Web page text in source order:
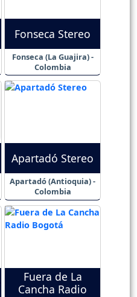
Fonseca Stereo
Fonseca (La Guajira) -
Colombia
Apartadó Stereo
Apartadó (Antioquia) -
Colombia
Fuera de La
Cancha Radio